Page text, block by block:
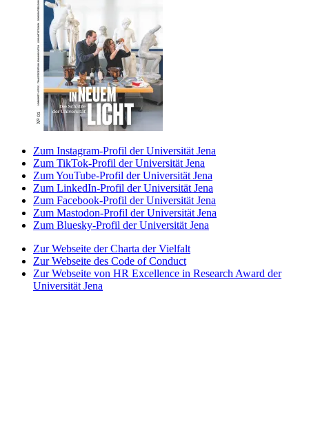
Zum Instagram-Profil der Universität Jena
Zum TikTok-Profil der Universität Jena
Zum YouTube-Profil der Universität Jena
Zum LinkedIn-Profil der Universität Jena
Zum Facebook-Profil der Universität Jena
Zum Mastodon-Profil der Universität Jena
Zum Bluesky-Profil der Universität Jena
Zur Webseite der Charta der Vielfalt
Zur Webseite des Code of Conduct
Zur Webseite von HR Excellence in Research Award der
Universität Jena